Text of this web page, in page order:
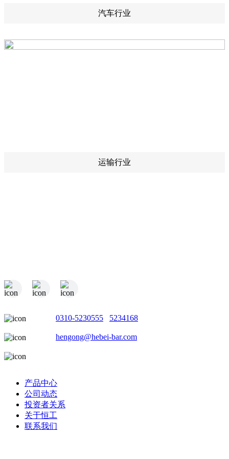
汽车行业
运输行业
0310-5230555 5234168
hengong@hebei-bar.com
产品中心
公司动态
投资者关系
关于恒工
联系我们